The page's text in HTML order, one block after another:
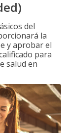
del
la
y aprobar el
para
salud en